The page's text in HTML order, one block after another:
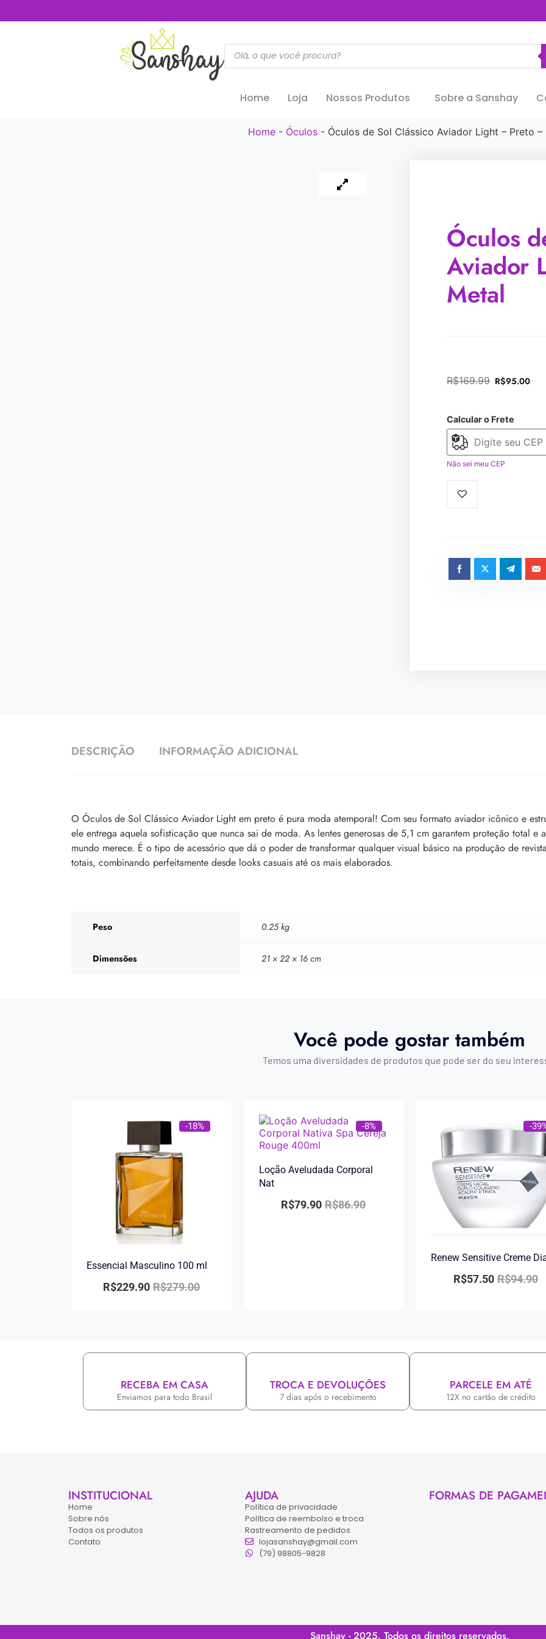
Home Loja Nossos Produtos Sobre a Sanshay
Home - Óculos - Óculos de Sol Clássico Aviador Light – Preto –
Óculos
Aviador
Metal
R$169.99 R$95.00
Calcular o Frete
Não sei meu CEP
DESCRIÇÃO INFORMAÇÃO ADICIONAL
O Óculos de Sol Clássico Aviador Light em preto é pura moda atemporal! Com seu formato aviador icônico e
ele entrega aquela sofisticação que nunca sai de moda. As lentes generosas de 5,1 cm garantem proteção total
mundo merece. É o tipo de acessório que dá o poder de transformar qualquer visual básico na produção de
totais, combinando perfeitamente desde looks casuais até os mais elaborados.
Peso 0.25 kg
Dimensões 21 × 22 × 16 cm
Você pode gostar também
Temos uma diversidades de produtos que pode ser do seu
-18%
Essencial Masculino 100 ml
R$279.00
R$229.90
-8%
Loção Aveludada Corporal
Nat
R$86.90
R$79.90
-
Renew Sensitive Creme
R$94.90
R$57.50
RECEBA EM CASA
Enviamos para todo Brasil
TROCA E DEVOLUÇÕES
7 dias após o recebimento
PARCELE EM ATÉ
12X no cartão de crédito
INSTITUCIONAL
Home
Sobre nós
Todos os produtos
Contato
AJUDA
Política de privacidade
Política de reembolso e troca
Rastreamento de pedidos
lojasanshay@gmail.com
(79) 98805-9828
FORMAS DE
Sanshay - 2025. Todos os direitos reservados.